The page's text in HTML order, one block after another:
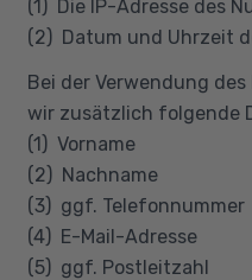
(1) Die IP-Adresse des
(2) Datum und Uhrzeit
Bei der Verwendung
wir zusätzlich folgende
(1) Vorname
(2) Nachname
(3) ggf. Telefonnummer
(4) E-Mail-Adresse
(5) ggf. Postleitzahl